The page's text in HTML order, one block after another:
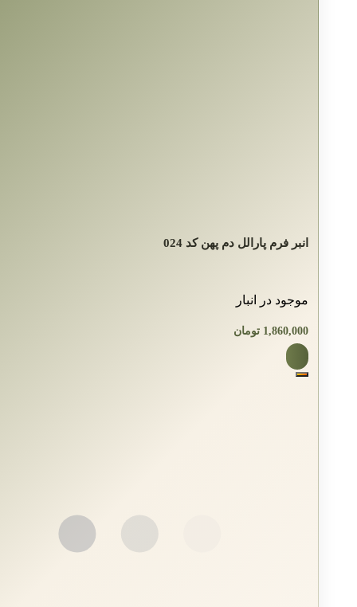
انبر فرم پارالل دم پهن کد 024
موجود در انبار
1,860,000 تومان